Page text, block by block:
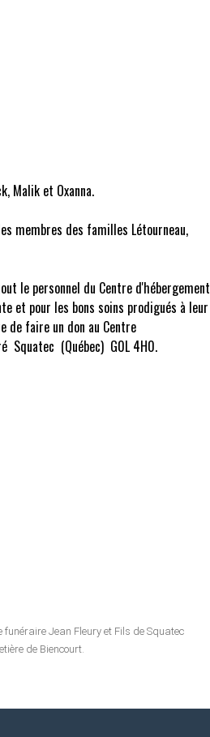
Malik et Oxanna.
membres des familles Létourneau,
le personnel du Centre d'hébergement
et pour les bons soins prodigués à leur
de faire un don au Centre
Squatec (Québec) G0L 4H0.
Jean Fleury et Fils de Squatec
de Biencourt.